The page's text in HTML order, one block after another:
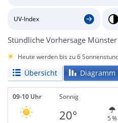
UV-Index
Stündliche Vorhersage
Heute werden bis zu 6
Übersicht Diagramm
09-10 Uhr Sonnig
20° 5 %